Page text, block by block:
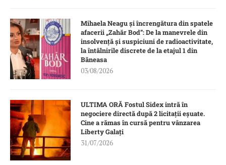
Mihaela Neagu și încrengătura din spatele
afacerii „Zahăr Bod”: De la manevrele din
insolvență și suspiciuni de radioactivitate,
la întâlnirile discrete de la etajul 1 din
Băneasa
03/08/2026
ULTIMA ORĂ Fostul Sidex intră în
negociere directă după 2 licitații eșuate.
Cine a rămas în cursă pentru vânzarea
Liberty Galați
31/07/2026